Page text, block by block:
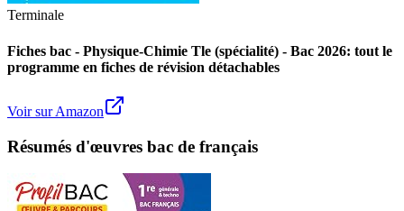
Terminale
Fiches bac - Physique-Chimie Tle (spécialité) - Bac 2026: tout le
programme en fiches de révision détachables
Voir sur Amazon
Résumés d'œuvres bac de français